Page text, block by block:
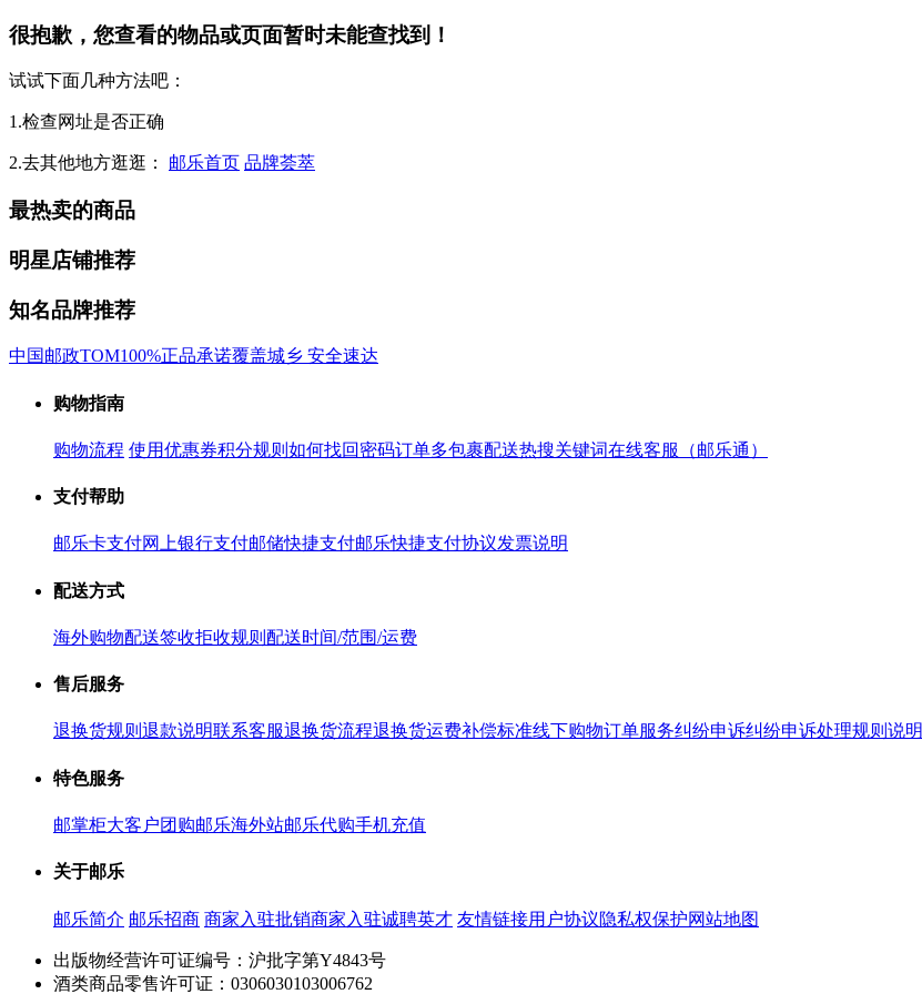
很抱歉，您查看的物品或页面暂时未能查找到！
试试下面几种方法吧：
1.检查网址是否正确
2.去其他地方逛逛： 邮乐首页 品牌荟萃
最热卖的商品
明星店铺推荐
知名品牌推荐
中国邮政TOM100%正品承诺覆盖城乡 安全速达
购物指南
购物流程 使用优惠券积分规则 如何找回密码订单多包裹配送热搜关键词在线客服（邮乐通）
支付帮助
邮乐卡支付网上银行支付邮储快捷支付邮乐快捷支付协议发票说明
配送方式
海外购物配送签收拒收规则 配送时间/范围/运费
售后服务
退换货规则 退款说明联系客服退换货流程退换货运费补偿标准线下购物订单服务纠纷申诉纠纷申诉处理规则说明
特色服务
邮掌柜大客户团购邮乐海外站邮乐代购手机充值
关于邮乐
邮乐简介 邮乐招商 商家入驻批销商家入驻诚聘英才 友情链接用户协议隐私权保护网站地图
出版物经营许可证编号：沪批字第Y4843号
酒类商品零售许可证：0306030103006762